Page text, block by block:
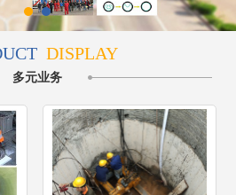
DISPLAY
多元业务